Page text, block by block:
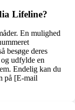
Lifeline?
En mulighed
besøge deres
udfylde en
Endelig kan du
på [E-mail